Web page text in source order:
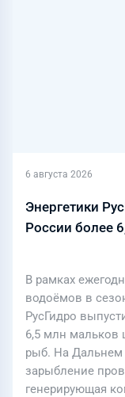
6 августа 2026
Энергетики
России более
В рамках
водоёмов в
РусГидро
6,5 млн мальков
рыб. На Дальнем
зарыбление
генерирующая